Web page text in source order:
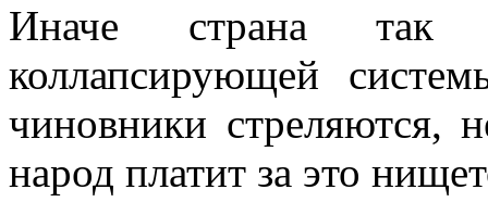
Иначе страна так
коллапсирующей
чиновники стреляются,
народ платит за это